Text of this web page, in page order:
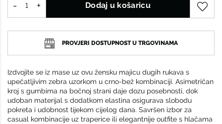
Dodaj u košaricu
PROVJERI DOSTUPNOST U TRGOVINAMA
Izdvojite se iz mase uz ovu žensku majicu dugih rukava s
upečatljivim zebra uzorkom u crno-bež kombinaciji. Asimetričan
kroj s gumbima na bočnoj strani daje dozu posebnosti, dok
udoban materijal s dodatkom elastina osigurava slobodu
pokreta i udobnost tijekom cijelog dana. Savršen izbor za
casual kombinacije uz traperice ili elegantnije outfite s hlačama